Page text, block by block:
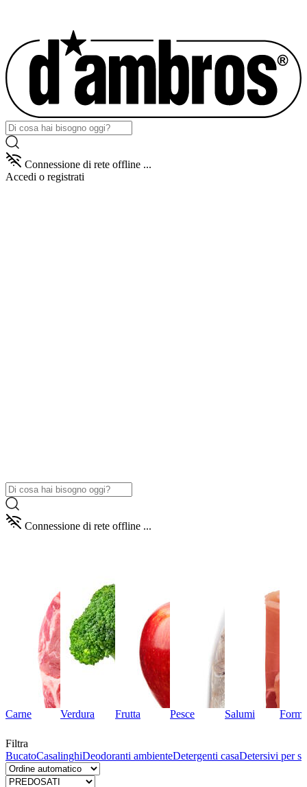
Connessione di rete offline ...
Accedi o registrati
Connessione di rete offline ...
Carne Verdura Frutta Pesce Salumi
Filtra
BucatoCasalinghiDeodoranti ambienteDetergenti casaDetersivi per